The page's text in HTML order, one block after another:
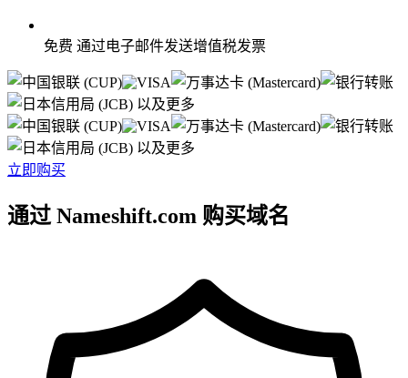
免费 通过电子邮件发送增值税发票
以及更多
以及更多
立即购买
通过 Nameshift.com 购买域名